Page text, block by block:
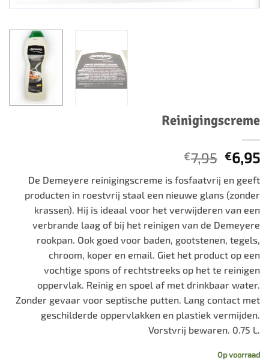
Reinigingscreme
€7,95
prijs
was:
€7,95.
€6,95
De Demeyere reinigingscreme is fosfaatvrij en geeft
producten in roestvrij staal een nieuwe glans (zonder
krassen). Hij is ideaal voor het verwijderen van een
verbrande laag of bij het reinigen van de Demeyere
rookpan. Ook goed voor baden, gootstenen, tegels,
chroom, koper en email. Giet het product op een
vochtige spons of rechtstreeks op het te reinigen
oppervlak. Reinig en spoel af met drinkbaar water.
Zonder gevaar voor septische putten. Lang contact met
geschilderde oppervlakken en plastiek vermijden.
Vorstvrij bewaren. 0.75 L.
Op voorraad